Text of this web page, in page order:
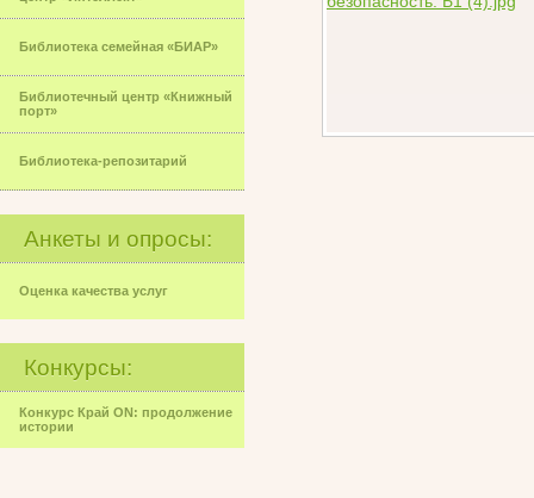
Библиотека семейная «БИАР»
Библиотечный центр «Книжный
порт»
Библиотека-репозитарий
Анкеты и опросы:
Оценка качества услуг
Конкурсы:
Конкурс Край ON: продолжение
истории